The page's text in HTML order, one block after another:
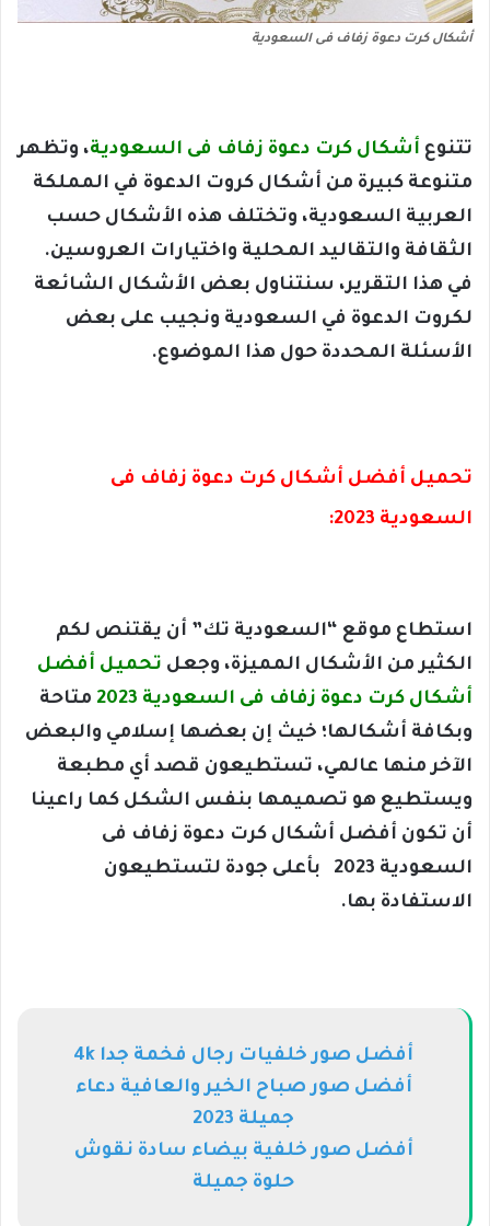
أشكال كرت دعوة زفاف فى السعودية
تتنوع أشكال كرت دعوة زفاف فى السعودية، وتظهر
متنوعة كبيرة من أشكال كروت الدعوة في المملكة
العربية السعودية، وتختلف هذه الأشكال حسب
الثقافة والتقاليد المحلية واختيارات العروسين.
في هذا التقرير، سنتناول بعض الأشكال الشائعة
لكروت الدعوة في السعودية ونجيب على بعض
الأسئلة المحددة حول هذا الموضوع.
تحميل أفضل أشكال كرت دعوة زفاف فى
السعودية 2023:
استطاع موقع “السعودية تك” أن يقتنص لكم
الكثير من الأشكال المميزة، وجعل تحميل أفضل
أشكال كرت دعوة زفاف فى السعودية 2023
متاحة
وبكافة أشكالها؛ خيث إن بعضها إسلامي والبعض
الآخر منها عالمي، تستطيعون قصد أي مطبعة
ويستطيع هو تصميمها بنفس الشكل كما راعينا
أن تكون أفضل أشكال كرت دعوة زفاف فى
السعودية 2023 بأعلى جودة لتستطيعون
الاستفادة بها.
أفضل صور خلفيات رجال فخمة جدا 4k
أفضل صور صباح الخير والعافية دعاء
جميلة 2023
أفضل صور خلفية بيضاء سادة نقوش
حلوة جميلة